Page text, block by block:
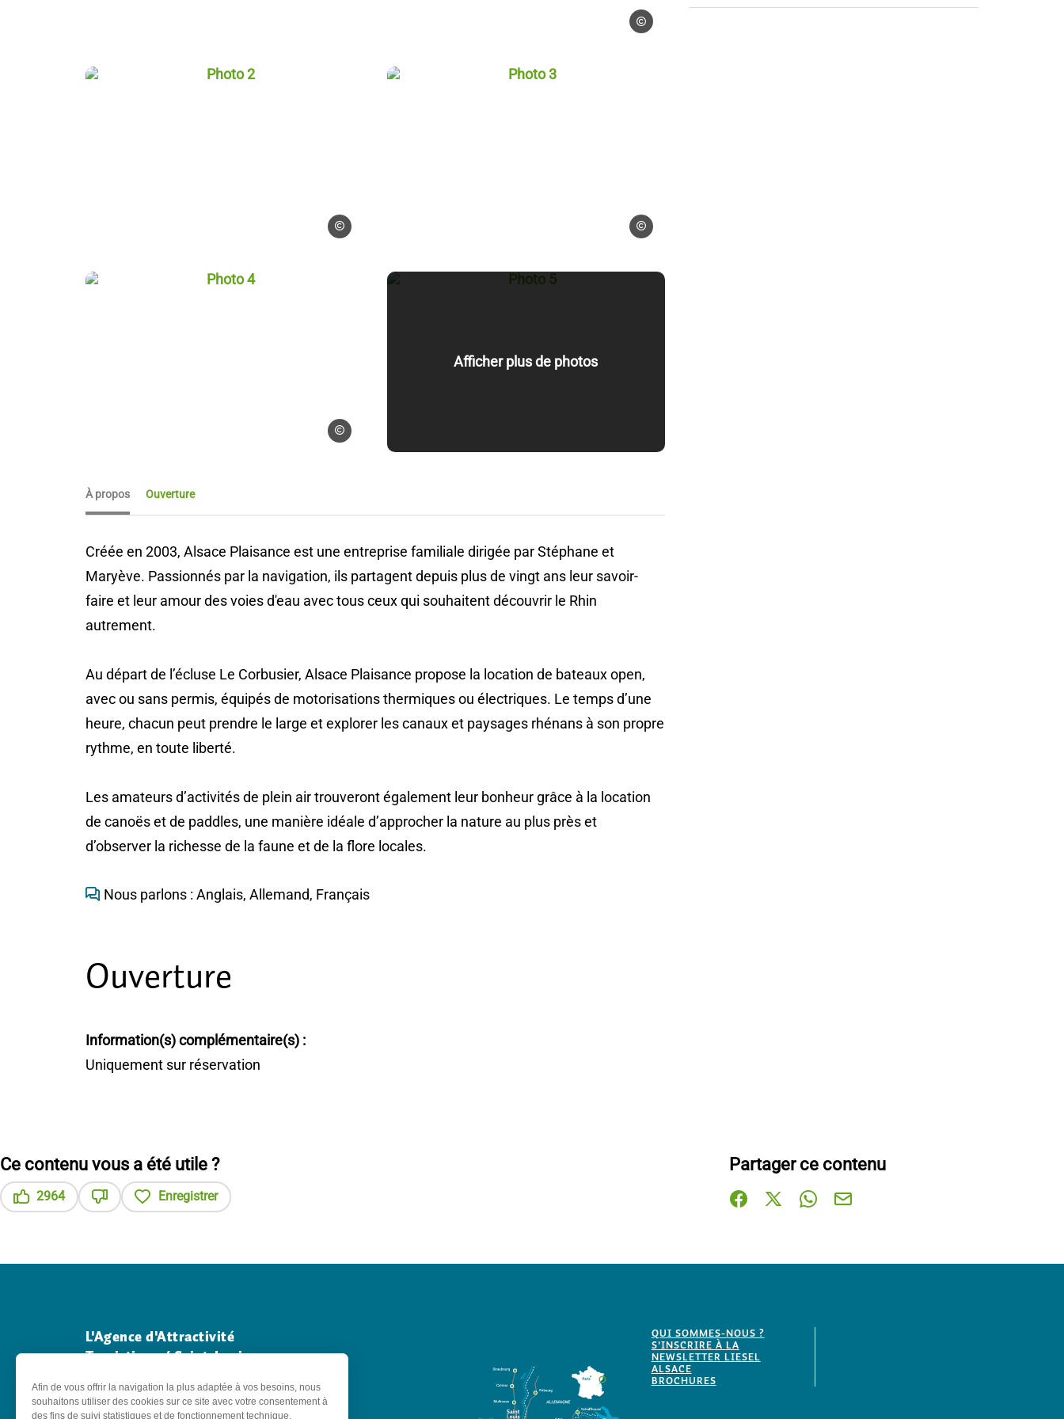
Blogueurs d'Alsace
Photo 2, © Blogueurs d'Alsace
Blogueurs d'Alsace
Photo 3, © Blogueurs d'Alsace
Blogueurs d'Alsace
Photo 4, © Blogueurs d'Alsace
Blogueurs d'Alsace
Afficher plus de photos
Photo 5, © Blogueurs d'Alsace
À propos Ouverture
Créée en 2003, Alsace Plaisance est une entreprise familiale dirigée par Stéphane et
Maryève. Passionnés par la navigation, ils partagent depuis plus de vingt ans leur savoir-
faire et leur amour des voies d'eau avec tous ceux qui souhaitent découvrir le Rhin
autrement.
Au départ de l’écluse Le Corbusier, Alsace Plaisance propose la location de bateaux open,
avec ou sans permis, équipés de motorisations thermiques ou électriques. Le temps d’une
heure, chacun peut prendre le large et explorer les canaux et paysages rhénans à son propre
rythme, en toute liberté.
Les amateurs d’activités de plein air trouveront également leur bonheur grâce à la location
de canoës et de paddles, une manière idéale d’approcher la nature au plus près et
d’observer la richesse de la faune et de la flore locales.
Nous parlons : Anglais, Allemand, Français
Ouverture
Information(s) complémentaire(s) :
Uniquement sur réservation
Ce contenu vous a été utile ?
2964 Enregistrer
Partager ce contenu
Partager sur Facebook (nouvelle fenêtre)
Partager sur X / Twitter (nouvelle fenêtre)
Partager sur WhatsApp
Partager par mail
L'Agence d'Attractivité
Touristique / Saint-Louis 3
18 Av. Général de Gaulle - 68300 Saint-
QUI SOMMES-NOUS ?
S'INSCRIRE À LA
NEWSLETTER LIESEL
ALSACE
BROCHURES